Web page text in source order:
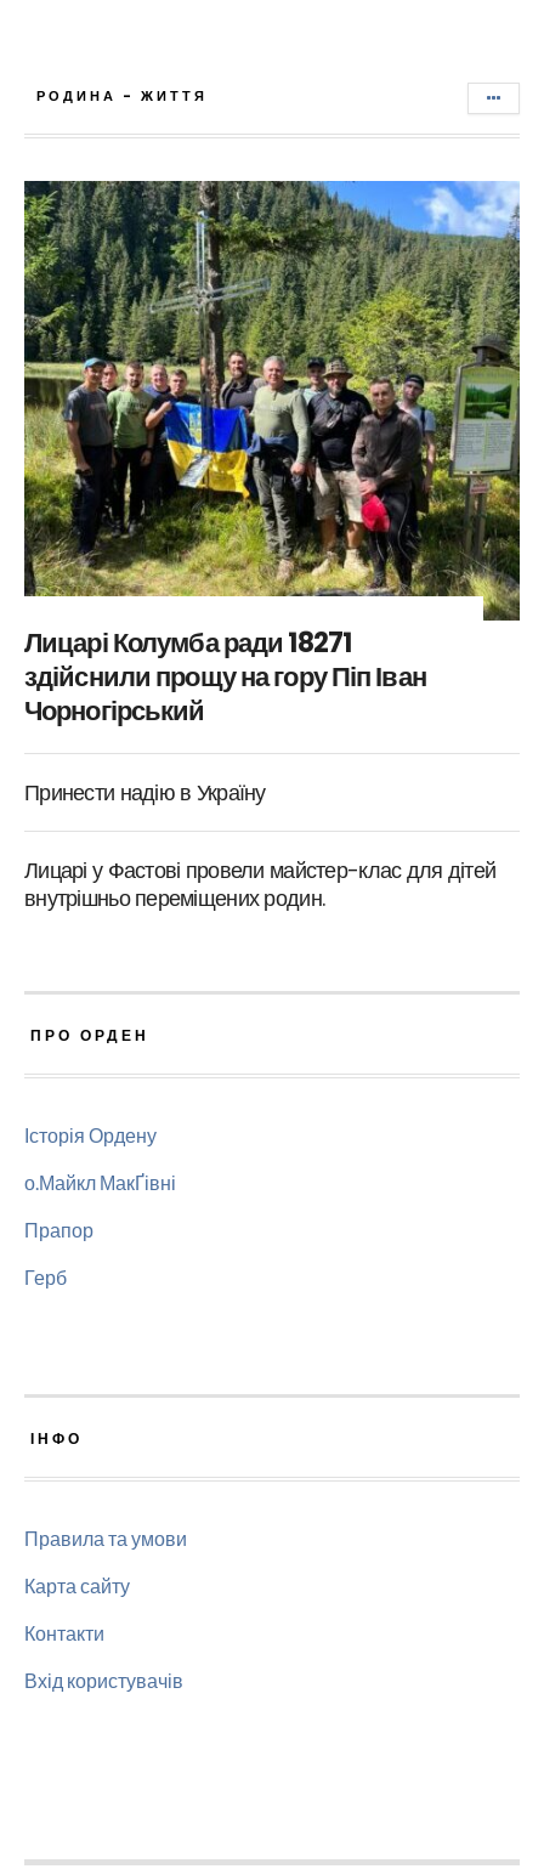
РОДИНА - ЖИТТЯ
Лицарі Колумба ради 18271
здійснили прощу на гору Піп Іван
Чорногірський
Принести надію в Україну
Лицарі у Фастові провели майстер-клас для дітей
внутрішньо переміщених родин.
ПРО ОРДЕН
Історія Ордену
о.Майкл МакҐівні
Прапор
Герб
ІНФО
Правила та умови
Карта сайту
Контакти
Вхід користувачів